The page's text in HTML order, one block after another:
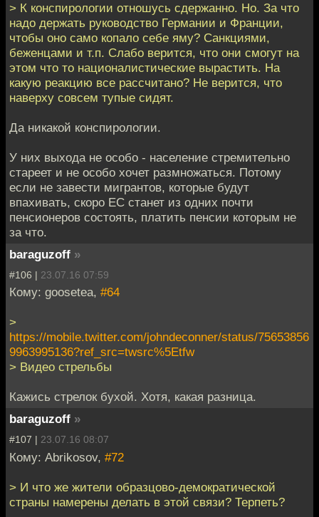
> К конспирологии отношусь сдержанно. Но. За что
надо держать руководство Германии и Франции,
чтобы оно само копало себе яму? Санкциями,
беженцами и т.п. Слабо верится, что они смогут на
этом что то националистические вырастить. На
какую реакцию все рассчитано? Не верится, что
наверху совсем тупые сидят.
Да никакой конспирологии.
У них выхода не особо - население стремительно
стареет и не особо хочет размножаться. Потому
если не завести мигрантов, которые будут
впахивать, скоро ЕС станет из одних почти
пенсионеров состоять, платить пенсии которым не
за что.
baraguzoff »
#106 | 23.07.16 07:59
Кому: goosetea, #64
>
https://mobile.twitter.com/johndeconner/status/75653856
9963995136?ref_src=twsrc%5Etfw
> Видео стрельбы
Кажись стрелок бухой. Хотя, какая разница.
baraguzoff »
#107 | 23.07.16 08:07
Кому: Abrikosov, #72
> И что же жители образцово-демократической
страны намерены делать в этой связи? Терпеть?